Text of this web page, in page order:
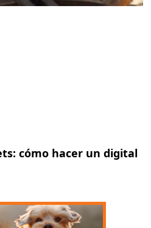
cómo hacer un digital